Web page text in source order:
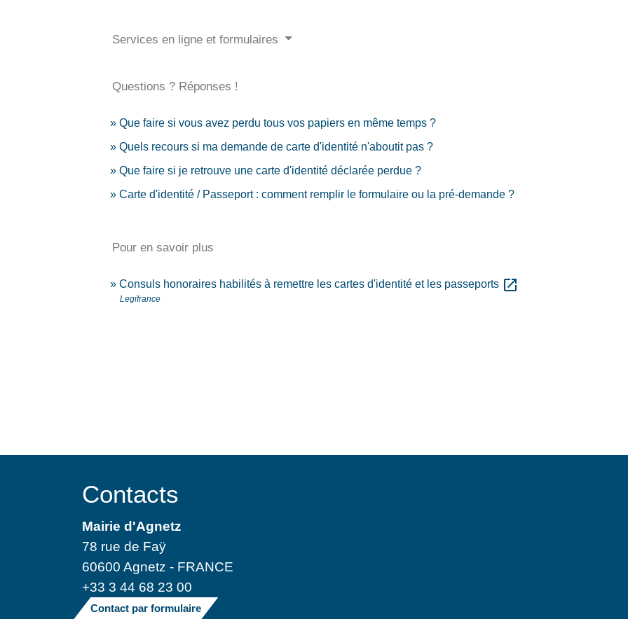
Services en ligne et formulaires
Questions ? Réponses !
Que faire si vous avez perdu tous vos papiers en même temps ?
Quels recours si ma demande de carte d'identité n'aboutit pas ?
Que faire si je retrouve une carte d'identité déclarée perdue ?
Carte d'identité / Passeport : comment remplir le formulaire ou la pré-demande ?
Pour en savoir plus
Consuls honoraires habilités à remettre les cartes d'identité et les passeports open_in_new
Legifrance
Contacts
Mairie d'Agnetz
78 rue de Faÿ
60600 Agnetz - FRANCE
+33 3 44 68 23 00
Contact par formulaire